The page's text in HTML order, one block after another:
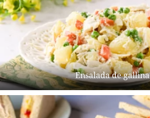
Ensalada de gallina